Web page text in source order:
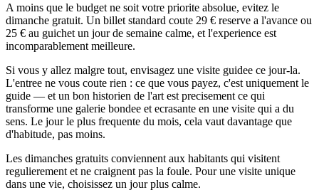
A moins que le budget ne soit votre priorite absolue, evitez le
dimanche gratuit. Un billet standard coute 29 € reserve a l'avance ou
25 € au guichet un jour de semaine calme, et l'experience est
incomparablement meilleure.
Si vous y allez malgre tout, envisagez une visite guidee ce jour-la.
L'entree ne vous coute rien : ce que vous payez, c'est uniquement le
guide — et un bon historien de l'art est precisement ce qui
transforme une galerie bondee et ecrasante en une visite qui a du
sens. Le jour le plus frequente du mois, cela vaut davantage que
d'habitude, pas moins.
Les dimanches gratuits conviennent aux habitants qui visitent
regulierement et ne craignent pas la foule. Pour une visite unique
dans une vie, choisissez un jour plus calme.